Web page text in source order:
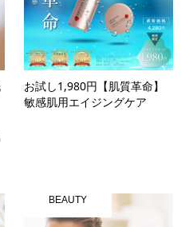
お試し1,980円【肌質革命】
敏感肌用エイジングケア
BEAUTY